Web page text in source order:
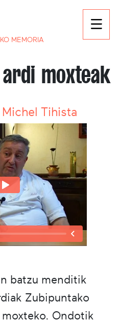
MEMORIA
moxteak
Michel Tihista
batzu menditik
Zubipuntako
Ondotik